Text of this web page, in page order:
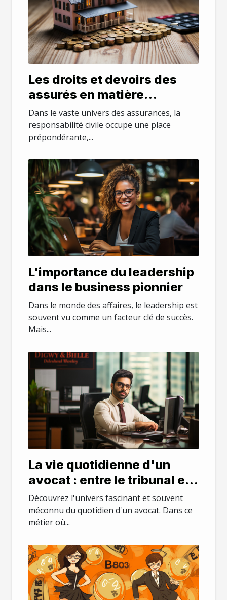
Les droits et devoirs des
assurés en matière
d'assurance responsabilité
civile
Dans le vaste univers des assurances, la
responsabilité civile occupe une place
prépondérante,...
L'importance du leadership
dans le business pionnier
Dans le monde des affaires, le leadership est
souvent vu comme un facteur clé de succès.
Mais...
La vie quotidienne d'un
avocat : entre le tribunal et
le bureau
Découvrez l'univers fascinant et souvent
méconnu du quotidien d'un avocat. Dans ce
métier où...